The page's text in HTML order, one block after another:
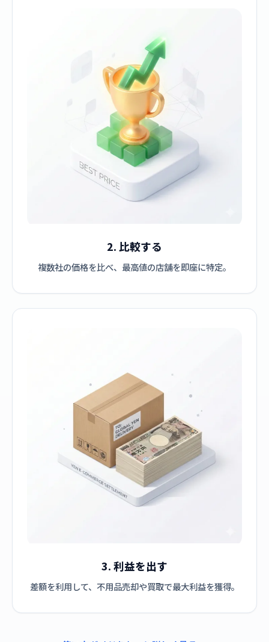
2. 比較する
複数社の価格を比べ、最高値の店舗を即座に特定。
3. 利益を出す
差額を利用して、不用品売却や買取で最大利益を獲得。